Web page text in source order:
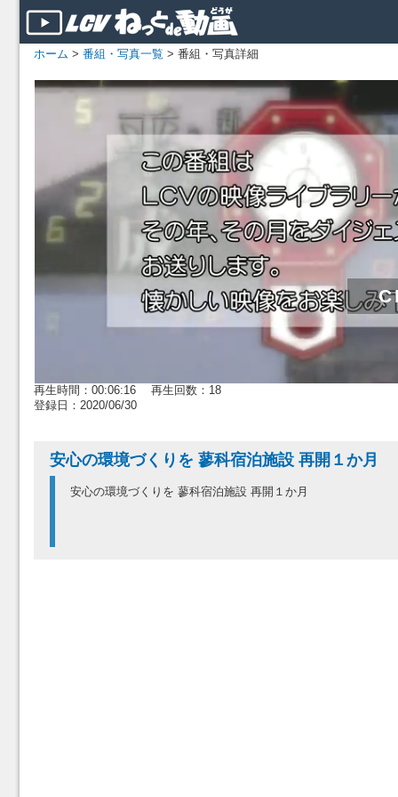
ホーム > 番組・写真一覧 > 番組・写真詳細
再生時間：00:06:16 再生回数：18
登録日：2020/06/30
安心の環境づくりを 蓼科宿泊施設 再開１か月
安心の環境づくりを 蓼科宿泊施設 再開１か月